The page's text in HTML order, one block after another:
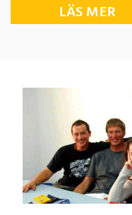
LÄS MER